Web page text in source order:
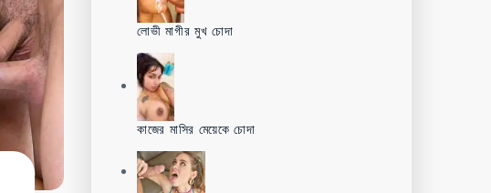
লোভী মাগীর মুখ চোদা
কাজের মাসির মেয়েকে চোদা